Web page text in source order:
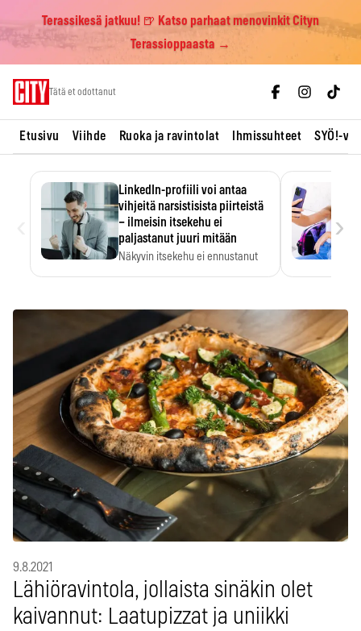
Terassikesä jatkuu! 🍺 Katso parhaat menovinkit Cityn
Terassioppaasta →
Tätä et odottanut
Etusivu Viihde Ruoka ja ravintolat Ihmissuhteet SYÖ!-
LinkedIn-profiili voi antaa
vihjeitä narsistisista piirteistä
– ilmeisin itsekehu ei
paljastanut juuri mitään
Näkyvin itsekehu ei ennustanut
›
9.8.2021
Lähiöravintola, jollaista sinäkin olet
kaivannut: Laatupizzat ja uniikki